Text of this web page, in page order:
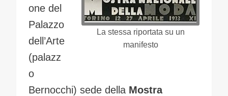
La stessa riportata su un
manifesto
one del
Palazzo
dell’Arte
(palazz
o
Bernocchi) sede della Mostra